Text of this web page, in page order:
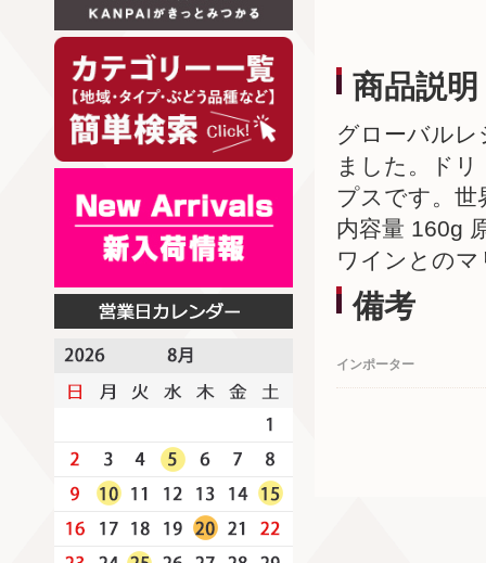
商品説明
グローバル
ました。ド
プスです。世
内容量 160g
ワインとの
備考
インポーター